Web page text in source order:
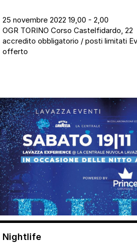
25 novembre 2022 19,00 - 2,00
OGR TORINO Corso Castelfidardo, 22
accredito obbligatorio / posti limitati
offerto
Nightlife